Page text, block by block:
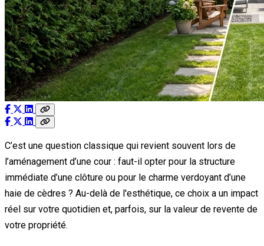
C’est une question classique qui revient souvent lors de
l’aménagement d’une cour : faut-il opter pour la structure
immédiate d’une clôture ou pour le charme verdoyant d’une
haie de cèdres ? Au-delà de l'esthétique, ce choix a un impact
réel sur votre quotidien et, parfois, sur la valeur de revente de
votre propriété.